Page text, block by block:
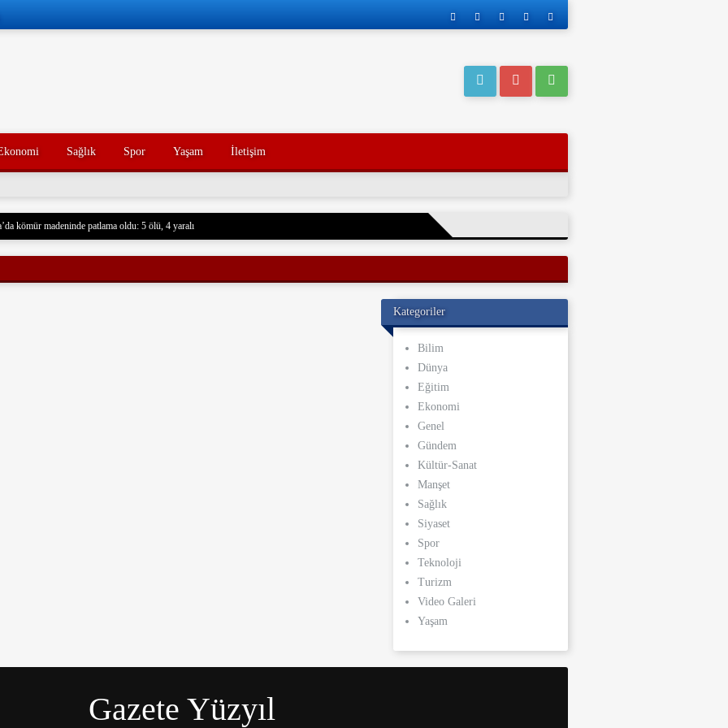
Sağlık Spor Yaşam İletişim
kömür madeninde patlama oldu: 5 ölü, 4 yaralı
yakınları, kötü yorumlarla ilgili yasal işlem başlatacak.
hayatını kaybeden oğlunun trajik ölümünü yaşayan bir baba, acı dolu bir tesadüf sonucu aynı kaderi
ölümünden tam 7 yıl sonra, baba da geçirdiği bir kaza sonucu hayatını kaybetti. Aile üyeleri ve yakınları, bu
Kategoriler
Bilim
Dünya
Eğitim
Ekonomi
Genel
Gündem
Kültür-Sanat
Manşet
Sağlık
Siyaset
Spor
Teknoloji
Turizm
Video Galeri
Yaşam
Gazete Yüzyıl